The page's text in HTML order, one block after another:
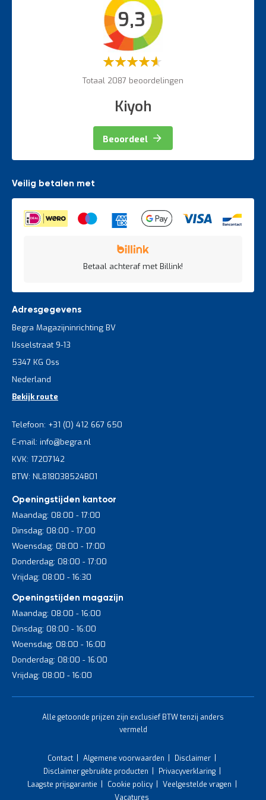
9,3
Waardering:
Totaal 2087 beoordelingen
Kiyoh
Beoordeel
Veilig betalen met
Betaal achteraf met Billink!
Adresgegevens
Begra Magazijninrichting BV
IJsselstraat 9-13
5347 KG Oss
Nederland
Bekijk route
Telefoon: +31 (0) 412 667 650
E-mail: info@begra.nl
KVK: 17207142
BTW: NL818038524B01
Openingstijden kantoor
Maandag: 08:00 - 17:00
Dinsdag: 08:00 - 17:00
Woensdag: 08:00 - 17:00
Donderdag: 08:00 - 17:00
Vrijdag: 08:00 - 16:30
Openingstijden magazijn
Maandag: 08:00 - 16:00
Dinsdag: 08:00 - 16:00
Woensdag: 08:00 - 16:00
Donderdag: 08:00 - 16:00
Vrijdag: 08:00 - 16:00
Alle getoonde prijzen zijn exclusief BTW tenzij anders
vermeld
Contact Algemene voorwaarden
Disclaimer
Disclaimer gebruikte producten
Privacyverklaring
Laagste prijsgarantie
Cookie policy
Veelgestelde vragen
Vacatures